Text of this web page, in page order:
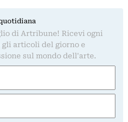
di Artribune! Ricevi ogni
articoli del giorno e
sul mondo dell'arte.